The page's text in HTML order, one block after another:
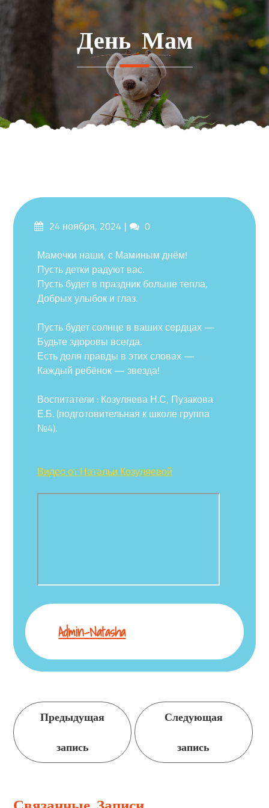
Перейти
содержимому
День Мам
Опубликовано
24 ноября, 2024 Комментарии
0
Мамочки наши, с Маминым днём!
Пусть детки радуют вас.
Пусть будет в праздник больше тепла,
Добрых улыбок и глаз.
Пусть будет солнце в ваших сердцах —
Будьте здоровы всегда.
Есть доля правды в этих словах —
Каждый ребёнок — звезда!
Воспитатели : Козуляева Н.С, Пузакова
Е.Б. (подготовительная к школе группа
№4).
Видео от Натальи Козуляевой
Admin-Natasha
Продолжить
чтение
Предыдущая
запись
Следующая
запись